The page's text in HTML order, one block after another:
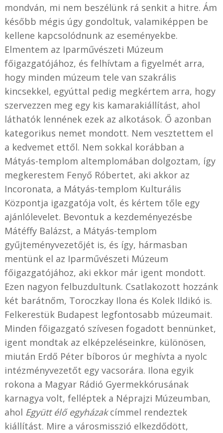
mondván, mi nem beszélünk rá senkit a hitre. Ám
később mégis úgy gondoltuk, valamiképpen be
kellene kapcsolódnunk az eseményekbe.
Elmentem az Iparművészeti Múzeum
főigazgatójához, és felhívtam a figyelmét arra,
hogy minden múzeum tele van szakrális
kincsekkel, egyúttal pedig megkértem arra, hogy
szervezzen meg egy kis kamarakiállítást, ahol
láthatók lennének ezek az alkotások. Ő azonban
kategorikus nemet mondott. Nem vesztettem el
a kedvemet ettől. Nem sokkal korábban a
Mátyás-templom altemplomában dolgoztam, így
megkerestem Fenyő Róbertet, aki akkor az
Incoronata, a Mátyás-templom Kulturális
Központja igazgatója volt, és kértem tőle egy
ajánlólevelet. Bevontuk a kezdeményezésbe
Mátéffy Balázst, a Mátyás-templom
gyűjteményvezetőjét is, és így, hármasban
mentünk el az Iparművészeti Múzeum
főigazgatójához, aki ekkor már igent mondott.
Ezen nagyon felbuzdultunk. Csatlakozott hozzánk
két barátnőm, Toroczkay Ilona és Kolek Ildikó is.
Felkerestük Budapest legfontosabb múzeumait.
Minden főigazgató szívesen fogadott bennünket,
igent mondtak az elképzeléseinkre, különösen,
miután Erdő Péter bíboros úr meghívta a nyolc
intézményvezetőt egy vacsorára. Ilona egyik
rokona a Magyar Rádió Gyermekkórusának
karnagya volt, felléptek a Néprajzi Múzeumban,
ahol Együtt élő egyházakcímmel rendeztek
kiállítást. Mire a városmisszió elkezdődött,